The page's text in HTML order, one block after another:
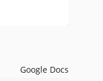
Google Docs